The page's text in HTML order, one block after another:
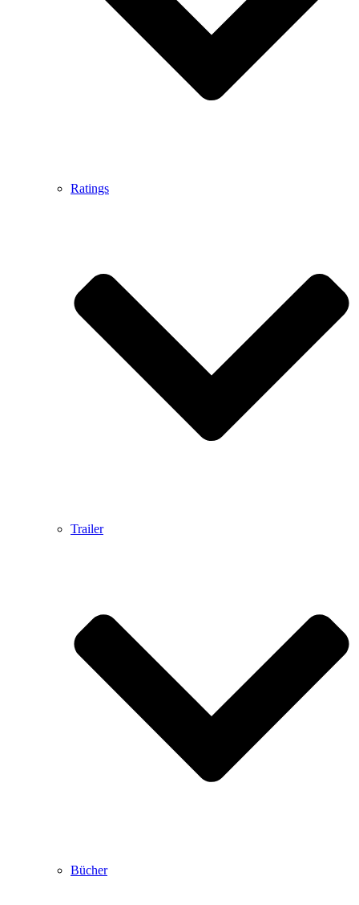
Ratings
Trailer
Bücher